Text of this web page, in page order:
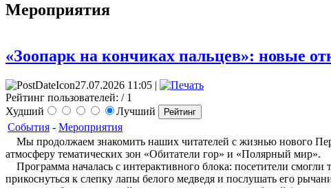
Мероприятия
«Зоопарк на кончиках пальцев»: новые
27.07.2026 11:05 |
Рейтинг пользователей: / 1
Худший
Лучший
События - Мероприятия
Мы продолжаем знакомить наших читателей с жизнью нового
атмосферу тематических зон «Обитатели гор» и «Полярный мир».
Программа началась с интерактивного блока: посетители
прикоснуться к слепку лапы белого медведя и послушать его